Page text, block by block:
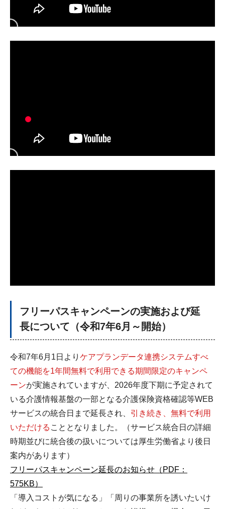
フリーパスキャンペーンの実施および延
長について（令和7年6月～開始）
令和7年6月1日より ケアプランデータ連携システムすべ
ての機能を1年間無料で利用できる期間限定のキャンペ
ーンが実施されていますが、2026年度下期に予定されて
いる介護情報基盤の一部となる介護保険資格確認等WEB
サービスの統合日まで延長され、 引き続き、無料で利用
いただける こととなりました。（サービス統合日の詳細
時期並びに統合後の扱いについては厚生労働省より後日
案内があります）
フリーパスキャンペーン延長のお知らせ（PDF：
575KB）
「導入コストが気になる」「周りの事業所を誘いたいけ